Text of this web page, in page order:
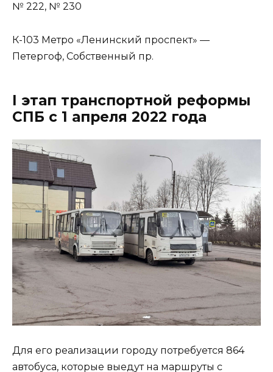
№ 222, № 230
К-103 Метро «Ленинский проспект» —
Петергоф, Собственный пр.
I этап транспортной реформы
СПБ с 1 апреля 2022 года
Для его реализации городу потребуется 864
автобуса, которые выедут на маршруты с